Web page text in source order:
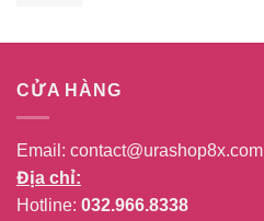
CỬA HÀNG
Email: contact@urashop8x.com
Địa chỉ:
Hotline: 032.966.8338